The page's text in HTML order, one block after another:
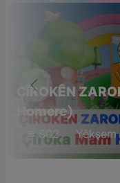
ÇÎROKÊN
Homere)
S02 Yêkşem